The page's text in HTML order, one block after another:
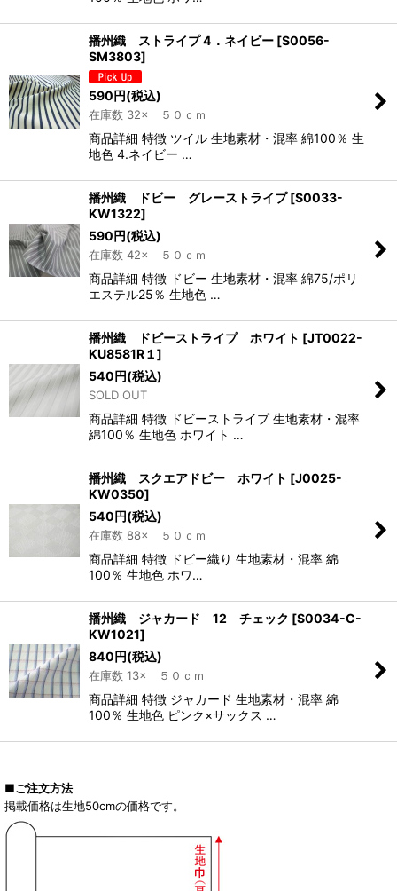
播州織 ストライプ 4．ネイビー [S0056-
SM3803]
590円(税込)
在庫数 32× ５０ｃｍ
商品詳細 特徴 ツイル 生地素材・混率 綿100％ 生
地色 4.ネイビー …
播州織 ドビー グレーストライプ [S0033-
KW1322]
590円(税込)
在庫数 42× ５０ｃｍ
商品詳細 特徴 ドビー 生地素材・混率 綿75/ポリ
エステル25％ 生地色 …
播州織 ドビーストライプ ホワイト [JT0022-
KU8581R１]
540円(税込)
SOLD OUT
商品詳細 特徴 ドビーストライプ 生地素材・混率
綿100％ 生地色 ホワイト …
播州織 スクエアドビー ホワイト [J0025-
KW0350]
540円(税込)
在庫数 88× ５０ｃｍ
商品詳細 特徴 ドビー織り 生地素材・混率 綿
100％ 生地色 ホワ…
播州織 ジャカード 12 チェック [S0034-C-
KW1021]
840円(税込)
在庫数 13× ５０ｃｍ
商品詳細 特徴 ジャカード 生地素材・混率 綿
100％ 生地色 ピンク×サックス …
■ご注文方法
掲載価格は生地50cmの価格です。